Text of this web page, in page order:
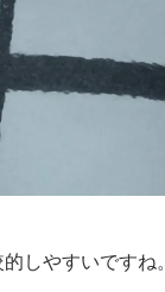
しやすいですね。